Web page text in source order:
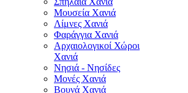
Μουσεία Χανιά
Λίμνες Χανιά
Φαράγγια Χανιά
Αρχαιολογικοί Χώροι
Χανιά
Νησιά - Νησίδες
Μονές Χανιά
Βουνά Χανιά